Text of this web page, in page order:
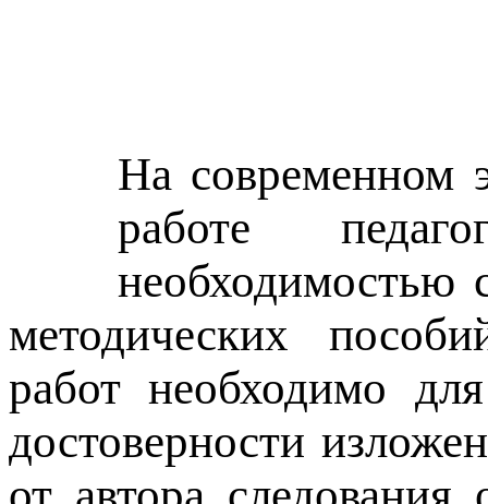
На современном
работе
необходимостью
методических
работ необходимо
достоверности